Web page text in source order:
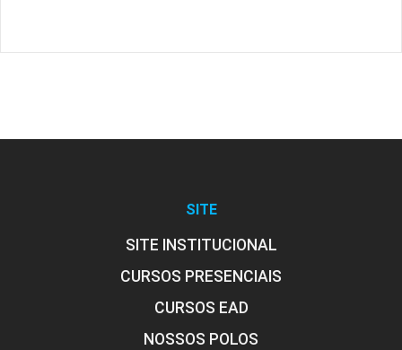
SITE
SITE INSTITUCIONAL
CURSOS PRESENCIAIS
CURSOS EAD
NOSSOS POLOS